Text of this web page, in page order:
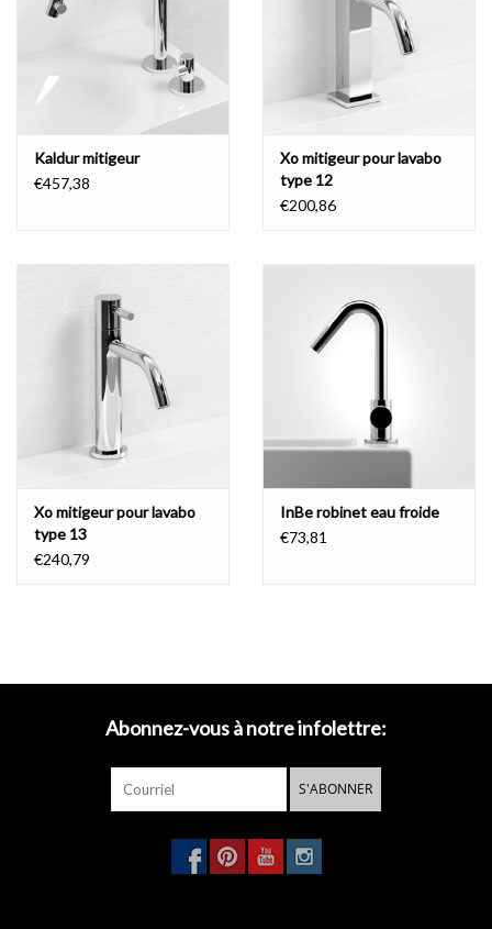
Kaldur mitigeur
€457,38
Xo mitigeur pour lavabo
type 12
€200,86
Xo mitigeur pour lavabo
type 13
€240,79
InBe robinet eau froide
€73,81
Abonnez-vous à notre infolettre:
S'ABONNER